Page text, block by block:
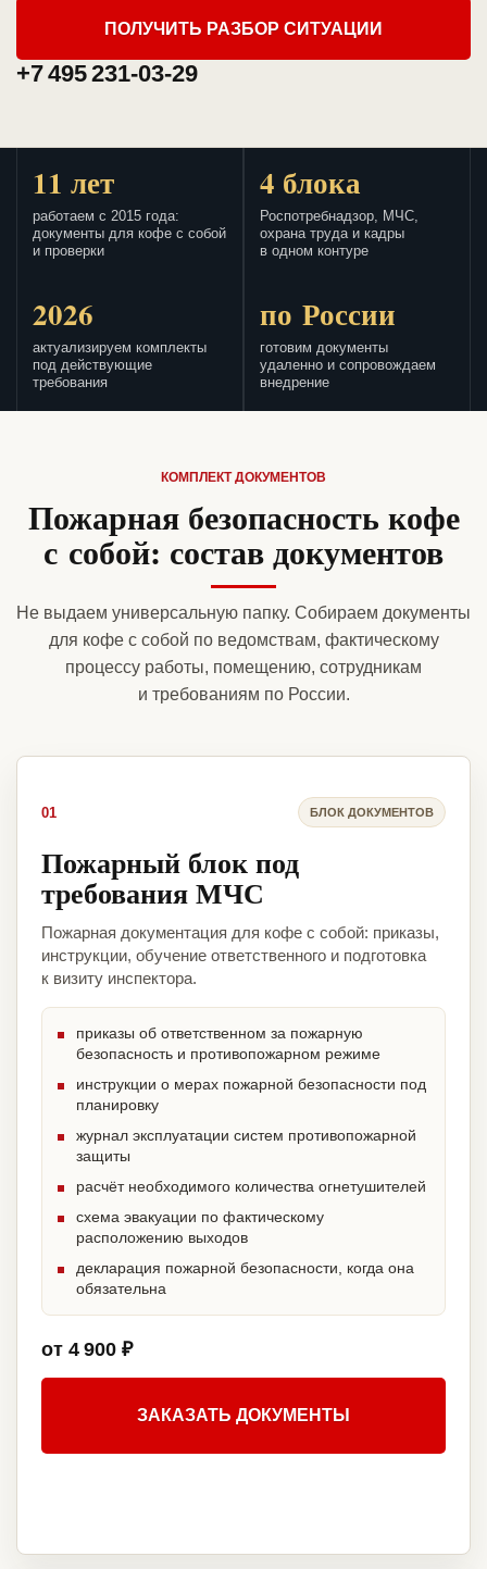
ПОЛУЧИТЬ РАЗБОР СИТУАЦИИ
+7 495 231-03-29
11 лет
работаем с 2015 года:
документы для кофе с собой
и проверки
4 блока
Роспотребнадзор, МЧС,
охрана труда и кадры
в одном контуре
2026
актуализируем комплекты
под действующие
требования
по России
готовим документы
удаленно и сопровождаем
внедрение
КОМПЛЕКТ ДОКУМЕНТОВ
Пожарная безопасность кофе
с собой: состав документов
Не выдаем универсальную папку. Собираем документы
для кофе с собой по ведомствам, фактическому
процессу работы, помещению, сотрудникам
и требованиям по России.
01 БЛОК ДОКУМЕНТОВ
Пожарный блок под
требования МЧС
Пожарная документация для кофе с собой: приказы,
инструкции, обучение ответственного и подготовка
к визиту инспектора.
приказы об ответственном за пожарную
безопасность и противопожарном режиме
инструкции о мерах пожарной безопасности под
планировку
журнал эксплуатации систем противопожарной
защиты
расчёт необходимого количества огнетушителей
схема эвакуации по фактическому
расположению выходов
декларация пожарной безопасности, когда она
обязательна
от 4 900 ₽
ЗАКАЗАТЬ ДОКУМЕНТЫ